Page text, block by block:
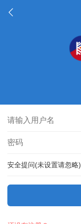
安全提问(未设置请忽略)